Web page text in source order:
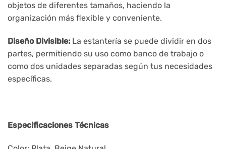
objetos de diferentes tamaños, haciendo la
organización más flexible y conveniente.
Diseño Divisible: La estantería se puede dividir en dos
partes, permitiendo su uso como banco de trabajo o
como dos unidades separadas según tus necesidades
específicas.
Especificaciones Técnicas